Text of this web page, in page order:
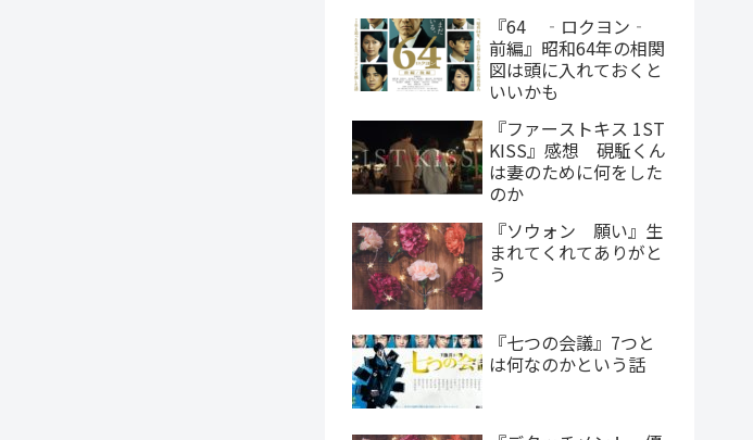
『64 ‐ロクヨン‐
前編』昭和64年の相関
図は頭に入れておくと
いいかも
『ファーストキス 1ST
KISS』感想 硯駈くん
は妻のために何をした
のか
『ソウォン 願い』生
まれてくれてありがと
う
『七つの会議』7つと
は何なのかという話